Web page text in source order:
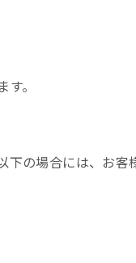
。
の場合には、お